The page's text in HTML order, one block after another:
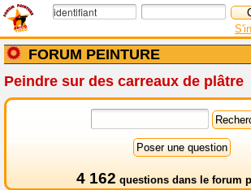
FORUM PEINTURE
Peindre sur des carreaux de plâtre
4 162 questions dans le forum